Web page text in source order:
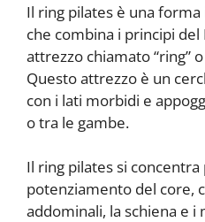
Il ring pilates è una
che combina i principi del
attrezzo chiamato “ring”
Questo attrezzo è un
con i lati morbidi e
o tra le gambe.
Il ring pilates si
potenziamento del core,
addominali, la schiena e i